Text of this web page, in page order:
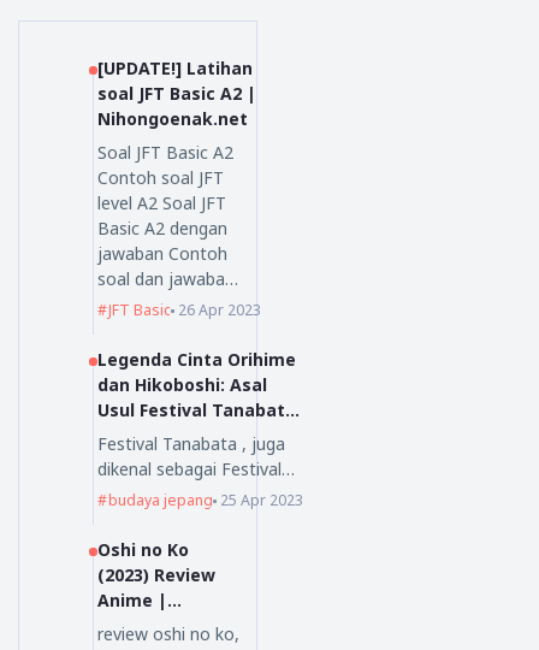
[UPDATE!] Latihan
soal JFT Basic A2 |
Nihongoenak.net
Soal JFT Basic A2
Contoh soal JFT
level A2 Soal JFT
Basic A2 dengan
jawaban Contoh
soal dan jawaba…
JFT Basic 26 Apr 2023
Legenda Cinta Orihime
dan Hikoboshi: Asal
Usul Festival Tanabata
yang Mengagumkan
Festival Tanabata , juga
dikenal sebagai Festival…
budaya jepang 25 Apr 2023
Oshi no Ko
(2023) Review
Anime |
Nihongoenak.ne
review oshi no ko,